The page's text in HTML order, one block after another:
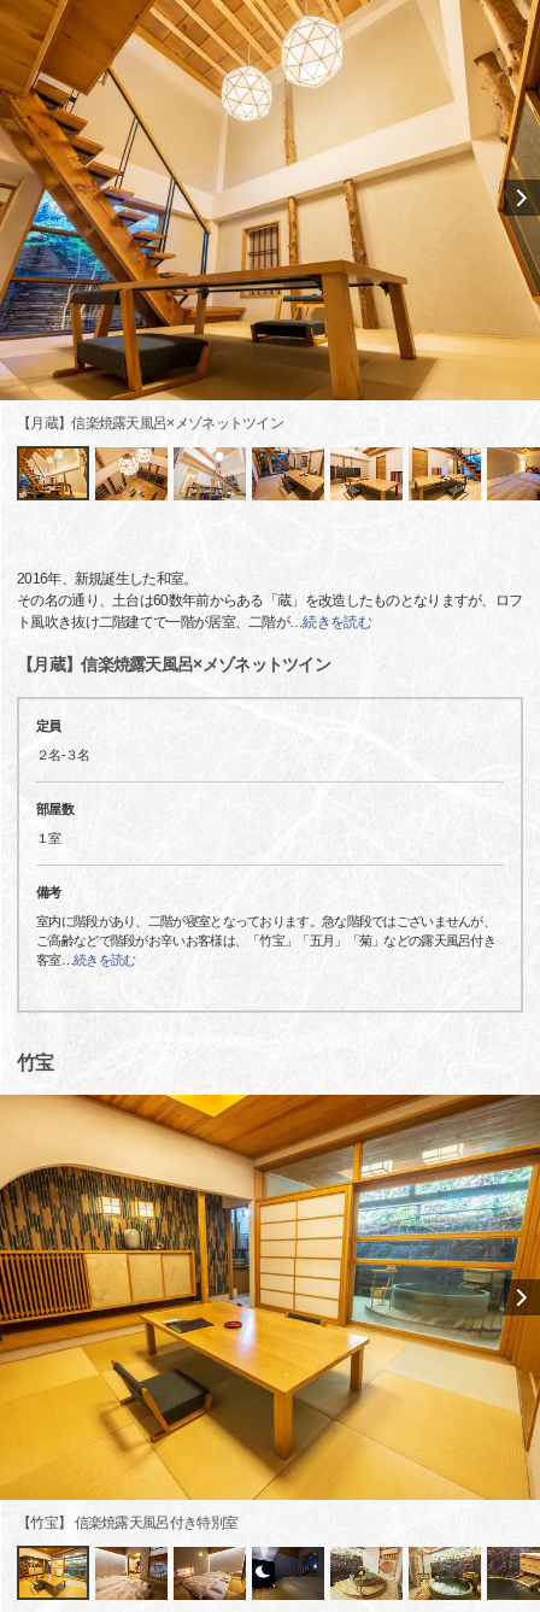
【月蔵】信楽焼露天風呂×メゾネットツイン
2016年、新規誕生した和室。
その名の通り、土台は60数年前からある「蔵」を改造したものとなりますが、ロフ
ト風吹き抜け二階建てで一階が居室、二階が…続きを読む
【月蔵】信楽焼露天風呂×メゾネットツイン
定員
２名-３名
部屋数
１室
備考
室内に階段があり、二階が寝室となっております。急な階段ではございませんが、
ご高齢などで階段がお辛いお客様は、「竹宝」「五月」「菊」などの露天風呂付き
客室… 続きを読む
竹宝
【竹宝】 信楽焼露天風呂付き特別室